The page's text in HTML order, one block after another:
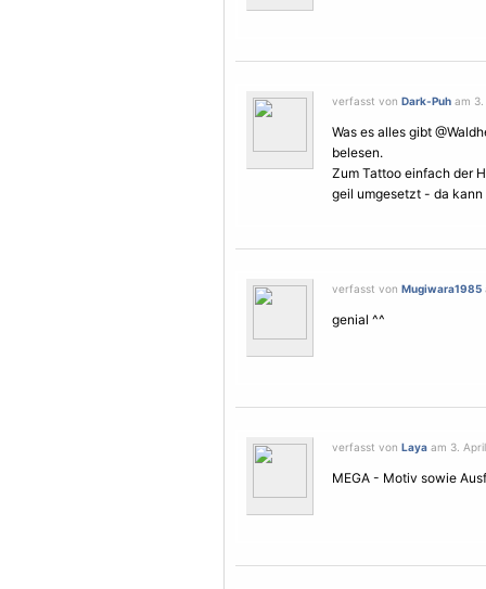
verfasst von Dark-Puh am
Was es alles gibt
belesen.
Zum Tattoo einfach der
geil umgesetzt - da kann
verfasst von Mugiwara1985
genial ^^
verfasst von Laya am 3.
MEGA - Motiv sowie